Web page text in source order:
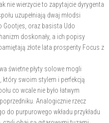
nie wierzycie to zapytajcie dyrygenta
uzupełniają dwaj młodsi
Gootjes, oraz basista Udo
doskonały, a ich popisy
złote lata prosperity Focus z
świetne płyty solowe mogli
który swoim stylem i perfekcją
co wcale nie było łatwym
Analogicznie rzecz
do purpurowego wkładu przykładu